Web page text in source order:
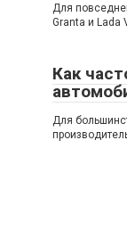
Для
Granta и Lada
Как
Для